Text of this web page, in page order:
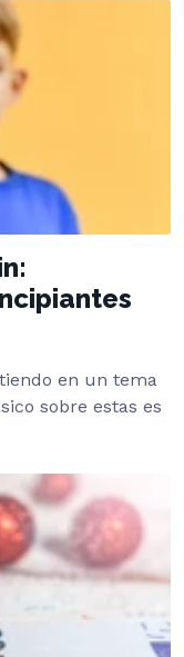
en un tema
sobre estas es